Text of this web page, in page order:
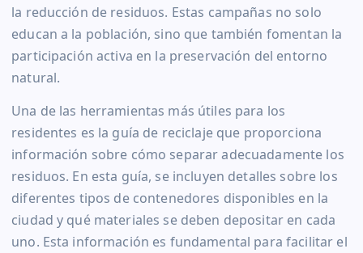
la reducción de residuos. Estas campañas no solo
educan a la población, sino que también fomentan la
participación activa en la preservación del entorno
natural.
Una de las herramientas más útiles para los
residentes es la guía de reciclaje que proporciona
información sobre cómo separar adecuadamente los
residuos. En esta guía, se incluyen detalles sobre los
diferentes tipos de contenedores disponibles en la
ciudad y qué materiales se deben depositar en cada
uno. Esta información es fundamental para facilitar el